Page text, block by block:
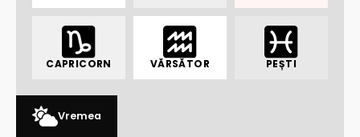
CAPRICORN VĂRSĂTOR PEȘTI
Vremea